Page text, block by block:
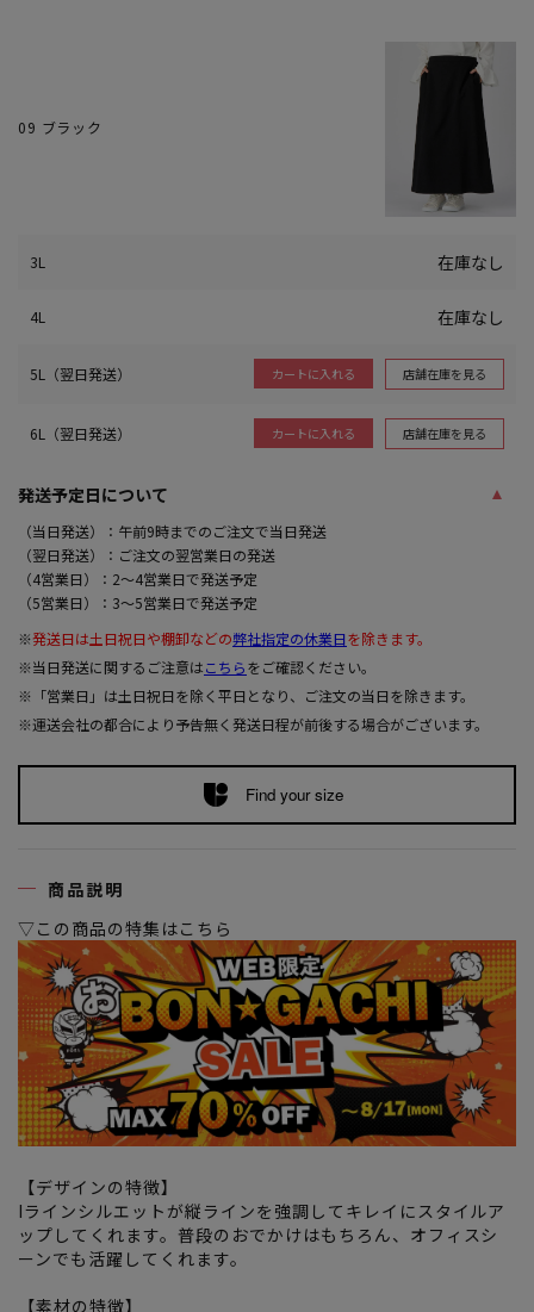
09 ブラック
3L 在庫なし
4L 在庫なし
5L（翌日発送） カートに入れる 店舗在庫を見る
6L（翌日発送） カートに入れる 店舗在庫を見る
発送予定日について
（当日発送）：午前9時までのご注文で当日発送
（翌日発送）：ご注文の翌営業日の発送
（4営業日）：2～4営業日で発送予定
（5営業日）：3～5営業日で発送予定
※発送日は土日祝日や棚卸などの弊社指定の休業日を除きます。
※当日発送に関するご注意はこちらをご確認ください。
※「営業日」は土日祝日を除く平日となり、ご注文の当日を除きます。
※運送会社の都合により予告無く発送日程が前後する場合がございます。
Find your size
商品説明
▽この商品の特集はこちら
【デザインの特徴】
Iラインシルエットが縦ラインを強調してキレイにスタイルア
ップしてくれます。普段のおでかけはもちろん、オフィスシ
ーンでも活躍してくれます。
【素材の特徴】